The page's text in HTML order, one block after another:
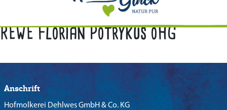
REWE Florian Potrykus oHG
Anschrift
Hofmolkerei Dehlwes GmbH & Co. KG